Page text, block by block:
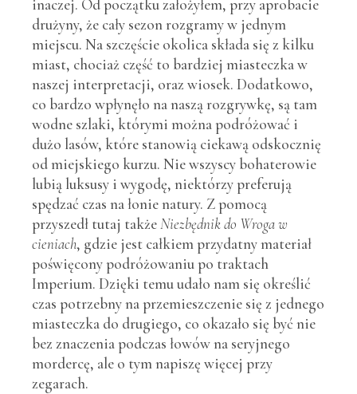
inaczej. Od początku założyłem, przy aprobacie
drużyny, że cały sezon rozgramy w jednym
miejscu. Na szczęście okolica składa się z kilku
miast, chociaż część to bardziej miasteczka w
naszej interpretacji, oraz wiosek. Dodatkowo,
co bardzo wpłynęło na naszą rozgrywkę, są tam
wodne szlaki, którymi można podróżować i
dużo lasów, które stanowią ciekawą odskocznię
od miejskiego kurzu. Nie wszyscy bohaterowie
lubią luksusy i wygodę, niektórzy preferują
spędzać czas na łonie natury. Z pomocą
przyszedł tutaj takżeNiezbędnik do Wroga w
cieniach, gdzie jest całkiem przydatny materiał
poświęcony podróżowaniu po traktach
Imperium. Dzięki temu udało nam się określić
czas potrzebny na przemieszczenie się z jednego
miasteczka do drugiego, co okazało się być nie
bez znaczenia podczas łowów na seryjnego
mordercę, ale o tym napiszę więcej przy
zegarach.